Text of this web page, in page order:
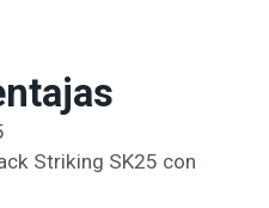
Striking SK25 con